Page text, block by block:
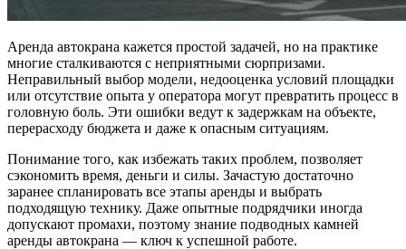
Аренда автокрана кажется простой задачей, но на практике
многие сталкиваются с неприятными сюрпризами.
Неправильный выбор модели, недооценка условий площадки
или отсутствие опыта у оператора могут превратить процесс в
головную боль. Эти ошибки ведут к задержкам на объекте,
перерасходу бюджета и даже к опасным ситуациям.
Понимание того, как избежать таких проблем, позволяет
сэкономить время, деньги и силы. Зачастую достаточно
заранее спланировать все этапы аренды и выбрать
подходящую технику. Даже опытные подрядчики иногда
допускают промахи, поэтому знание подводных камней
аренды автокрана — ключ к успешной работе.